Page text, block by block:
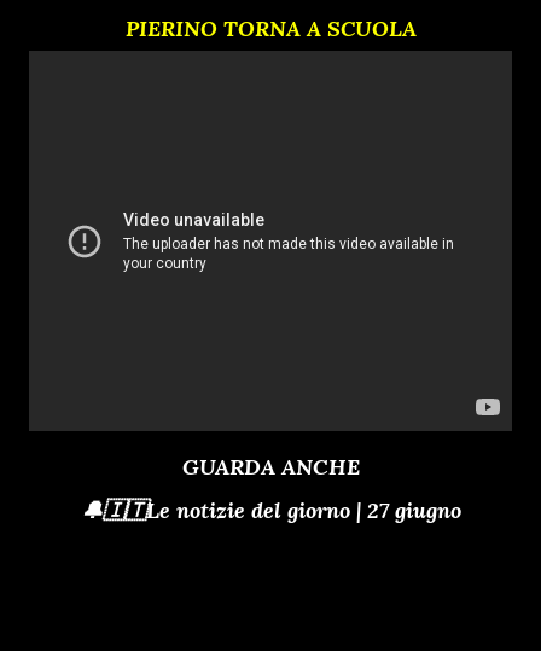
PIERINO TORNA A SCUOLA
GUARDA ANCHE
🔔🇮🇹Le notizie del giorno | 27 giugno